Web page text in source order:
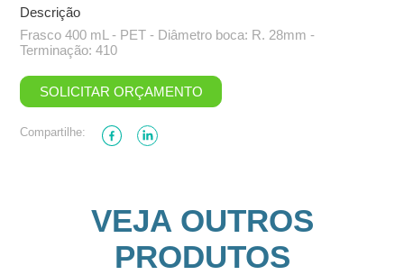
Descrição
Frasco 400 mL - PET - Diâmetro boca: R. 28mm -
Terminação: 410
SOLICITAR ORÇAMENTO
Compartilhe:
VEJA OUTROS
PRODUTOS